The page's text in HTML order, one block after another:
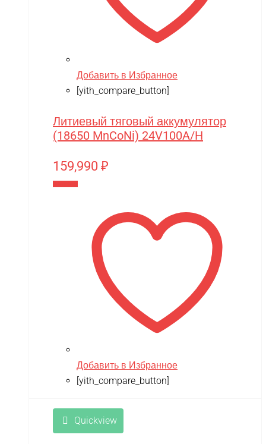
Добавить в Избранное
[yith_compare_button]
Литиевый тяговый аккумулятор
(18650 MnCoNi) 24V100A/H
159,990 ₽
Добавить в Избранное
[yith_compare_button]
Quickview